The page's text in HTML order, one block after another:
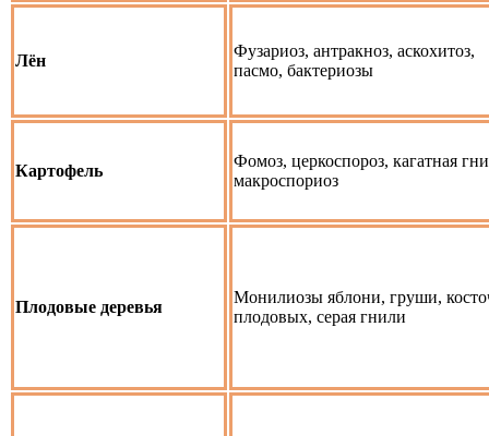
Лён
Фузариоз, антракноз, аскохитоз,
пасмо, бактериозы
Картофель
Фомоз, церкоспороз, кагатная
макроспориоз
Плодовые деревья
Монилиозы яблони, груши,
плодовых, серая гнили